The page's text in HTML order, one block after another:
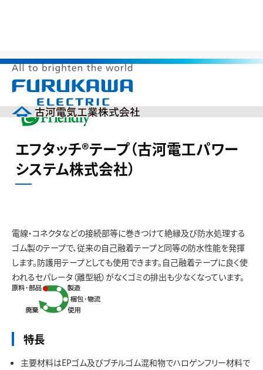
ニ
ュ
製品情報
研究開発
投資家の皆様へ（IR）
English
中文(簡体)
製品カタログ
ニュース
お問い合わせ
HOME > サステナビリティ > 環境調和製品 >
> エフタッチ®テープ（古河電工パワーシステム株式会社）
エフタッチ®テープ（古河電工パワー
システム株式会社）
電線・コネクタなどの接続部等に巻きつけて絶縁及び防水処理する
ゴム製のテープで、従来の自己融着テープと同等の防水性能を発揮
します。防護用テープとしても使用できます。自己融着テープに良く使
われるセパレータ（離型紙）がなくゴミの排出も少なくなっています。
特長
主要材料はEPゴム及びブチルゴム混和物でハロゲンフリー材料で